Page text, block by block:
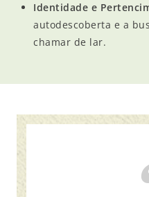
Identidade e
autodescoberta e a
chamar de lar.